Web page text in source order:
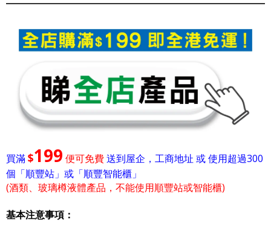
買滿$199 便可免費送到屋企，工商地址 或 使用超過300
個「順豐站」或「順豐智能櫃」
(酒類、玻璃樽液體產品，不能使用順豐站或智能櫃)
基本注意事項：